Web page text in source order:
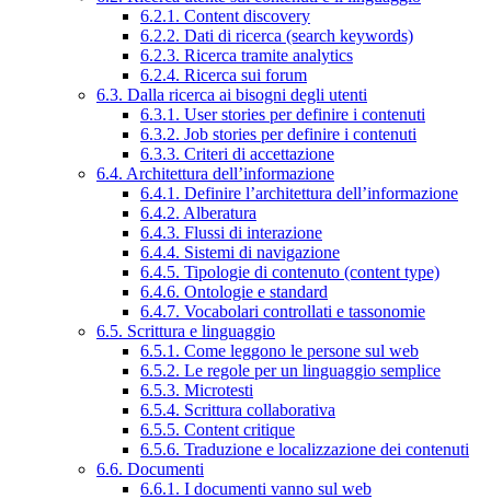
6.2.1. Content discovery
6.2.2. Dati di ricerca (search keywords)
6.2.3. Ricerca tramite analytics
6.2.4. Ricerca sui forum
6.3. Dalla ricerca ai bisogni degli utenti
6.3.1. User stories per definire i contenuti
6.3.2. Job stories per definire i contenuti
6.3.3. Criteri di accettazione
6.4. Architettura dell’informazione
6.4.1. Definire l’architettura dell’informazione
6.4.2. Alberatura
6.4.3. Flussi di interazione
6.4.4. Sistemi di navigazione
6.4.5. Tipologie di contenuto (content type)
6.4.6. Ontologie e standard
6.4.7. Vocabolari controllati e tassonomie
6.5. Scrittura e linguaggio
6.5.1. Come leggono le persone sul web
6.5.2. Le regole per un linguaggio semplice
6.5.3. Microtesti
6.5.4. Scrittura collaborativa
6.5.5. Content critique
6.5.6. Traduzione e localizzazione dei contenuti
6.6. Documenti
6.6.1. I documenti vanno sul web